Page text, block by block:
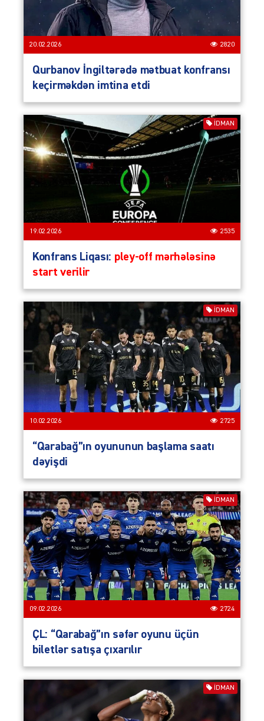
20.02.2026 2820
Qurbanov İngiltərədə mətbuat konfransı
keçirməkdən imtina etdi
İDMAN
19.02.2026 2535
Konfrans Liqası: pley-off mərhələsinə
start verilir
İDMAN
10.02.2026 2725
“Qarabağ”ın oyununun başlama saatı
dəyişdi
İDMAN
09.02.2026 2724
ÇL: “Qarabağ”ın səfər oyunu üçün
biletlər satışa çıxarılır
İDMAN